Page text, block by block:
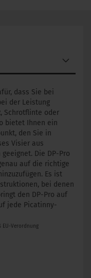
dass Sie bei
der Leistung
Schrotflinte oder
bietet Ihnen ein
den Sie in
Visier aus
Die DP-Pro
auf die richtige
Es ist
bei denen
den DP-Pro auf
jede Picatinny-
Verordnung